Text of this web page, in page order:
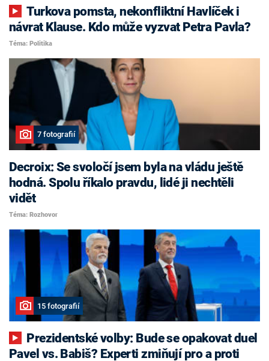
Turkova pomsta, nekonfliktní Havlíček i
návrat Klause. Kdo může vyzvat Petra Pavla?
Téma: Politika
7 fotografií
Decroix: Se svoločí jsem byla na vládu ještě
hodná. Spolu říkalo pravdu, lidé ji nechtěli
vidět
Téma: Rozhovor
15 fotografií
Pavel vs. Babiš? Experti zmiňují pro a proti